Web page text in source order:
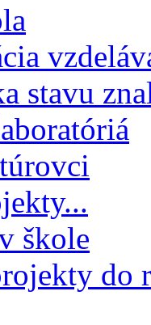
stavu
škole
do